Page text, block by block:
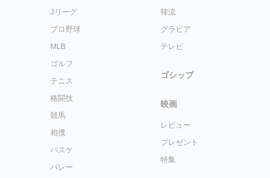
Jリーグ
プロ野球
MLB
ゴルフ
テニス
格闘技
競馬
相撲
バスケ
バレー
韓流
グラビア
テレビ
ゴシップ
映画
レビュー
プレゼント
特集